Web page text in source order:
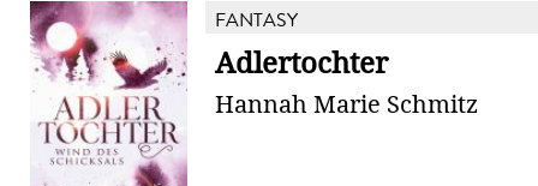
FANTASY
Adlertochter
Hannah Marie Schmitz